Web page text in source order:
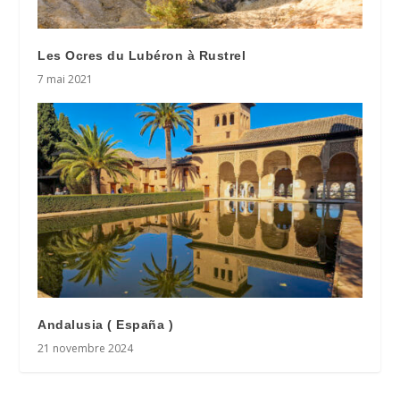
Les Ocres du Lubéron à Rustrel
7 mai 2021
Andalusia ( España )
21 novembre 2024